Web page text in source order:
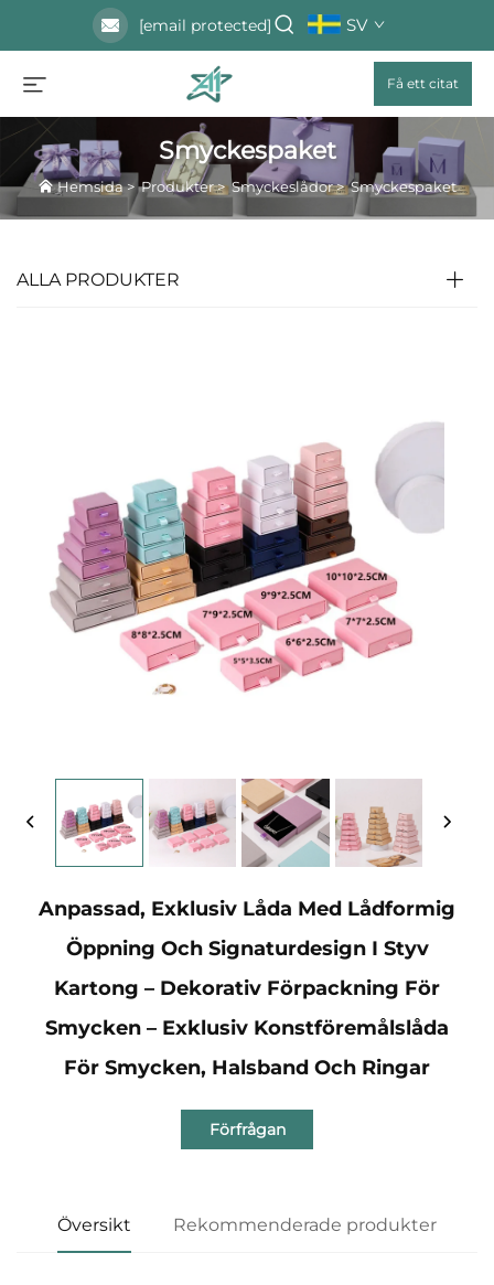
[email protected] SV
Få ett citat
Smyckespaket
Hemsida>Produkter>Smyckeslådor>Smyckespaket
ALLA PRODUKTER
Anpassad, Exklusiv Låda Med Lådformig
Öppning Och Signaturdesign I Styv
Kartong – Dekorativ Förpackning För
Smycken – Exklusiv Konstföremålslåda
För Smycken, Halsband Och Ringar
Förfrågan
Översikt Rekommenderade produkter